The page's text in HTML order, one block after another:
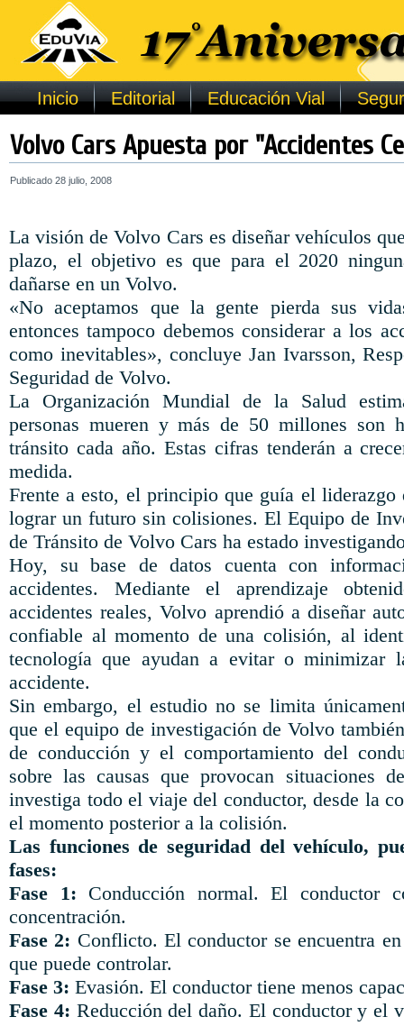
Inicio Editorial Educación Vial
Volvo Cars Apuesta por "Accidentes
Publicado 28 julio, 2008
La visión de Volvo Cars es diseñar vehículos
plazo, el objetivo es que para el 2020
dañarse en un Volvo.
«No aceptamos que la gente pierda sus
entonces tampoco debemos considerar a los
como inevitables», concluye Jan Ivarsson,
Seguridad de Volvo.
La Organización Mundial de la Salud
personas mueren y más de 50 millones son
tránsito cada año. Estas cifras tenderán a
medida.
Frente a esto, el principio que guía el liderazgo
lograr un futuro sin colisiones. El Equipo de
de Tránsito de Volvo Cars ha estado
Hoy, su base de datos cuenta con
accidentes. Mediante el aprendizaje
accidentes reales, Volvo aprendió a diseñar
confiable al momento de una colisión, al
tecnología que ayudan a evitar o minimizar
accidente.
Sin embargo, el estudio no se limita
que el equipo de investigación de Volvo
de conducción y el comportamiento del
sobre las causas que provocan situaciones
investiga todo el viaje del conductor, desde la
el momento posterior a la colisión.
Las funciones de seguridad del vehículo,
fases:
Fase 1: Conducción normal. El conductor
concentración.
Fase 2: Conflicto. El conductor se encuentra
que puede controlar.
Fase 3: Evasión. El conductor tiene menos
Fase 4: Reducción del daño. El conductor y el